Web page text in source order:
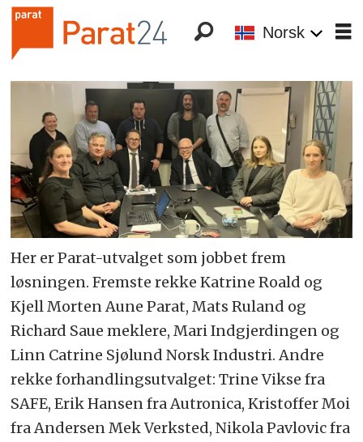
Norsk
Her er Parat-utvalget som jobbet frem
løsningen. Fremste rekke Katrine Roald og
Kjell Morten Aune Parat, Mats Ruland og
Richard Saue meklere, Mari Indgjerdingen og
Linn Catrine Sjølund Norsk Industri. Andre
rekke forhandlingsutvalget: Trine Vikse fra
SAFE, Erik Hansen fra Autronica, Kristoffer Moi
fra Andersen Mek Verksted, Nikola Pavlovic fra